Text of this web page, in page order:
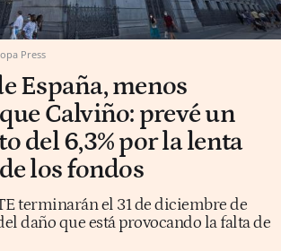
Press
España, menos
Calviño: prevé un
del 6,3% por la lenta
los fondos
terminarán el 31 de diciembre de
daño que está provocando la falta de